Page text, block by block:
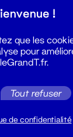
!
que les
pour
leGrandT.fr.
Tout refuser
de confidentialité